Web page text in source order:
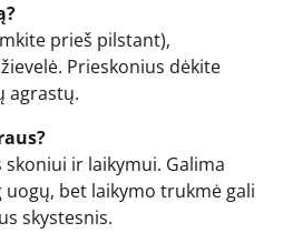
prieš pilstant),
Prieskonius dėkite
agrastų.
ir laikymui. Galima
uogų, bet laikymo trukmė gali
skystesnis.